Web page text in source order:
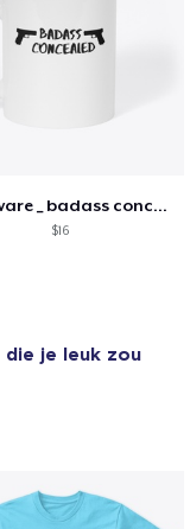
Drink ware _ badass concealed
$16
die je leuk zou